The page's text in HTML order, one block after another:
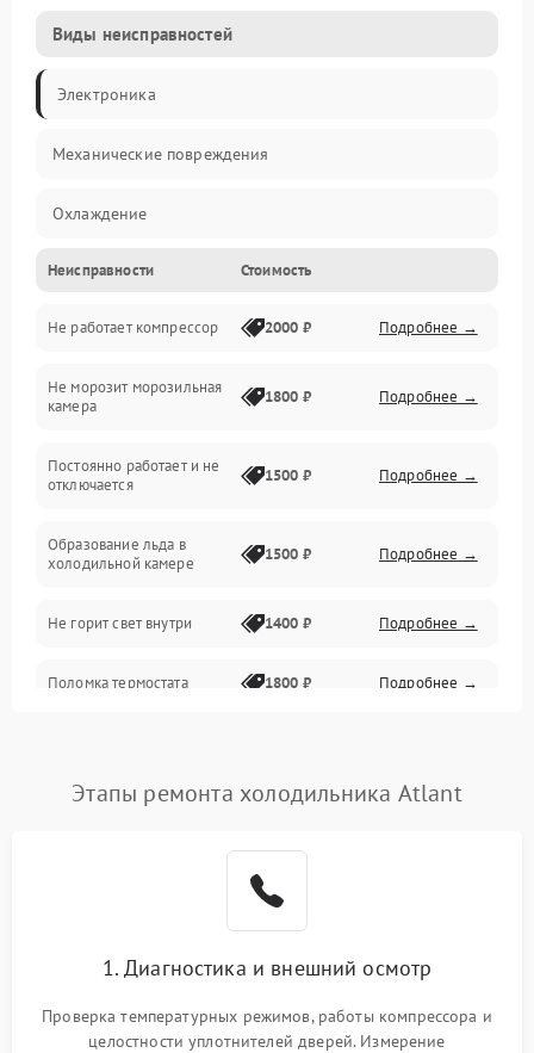
Виды неисправностей
Электроника
Механические повреждения
Охлаждение
Механика
Электропитание
Дренаж
Неисправности Стоимость
Не работает компрессор 2000 ₽ Подробнее →
Не морозит морозильная
камера
1800 ₽ Подробнее →
Постоянно работает и не
отключается
1500 ₽ Подробнее →
Образование льда в
холодильной камере
1500 ₽ Подробнее →
Не горит свет внутри 1400 ₽ Подробнее →
Поломка термостата 1800 ₽ Подробнее →
Поломка системы No Frost 2600 ₽ Подробнее →
работе
2000 ₽ Подробнее →
Этапы ремонта холодильника Atlant
1. Диагностика и внешний осмотр
Проверка температурных режимов, работы компрессора и
целостности уплотнителей дверей. Измерение